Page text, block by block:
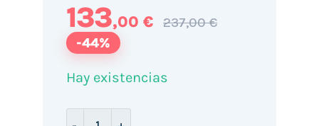
133,00 € 237,00 €
-44%
Hay existencias
Fujitsu E410 SFF / Celeron-G1840 /